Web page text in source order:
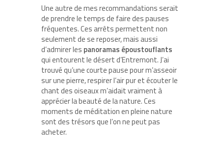
Une autre de mes recommandations serait
de prendre le temps de faire des pauses
fréquentes. Ces arrêts permettent non
seulement de se reposer, mais aussi
d’admirer les panoramas époustouflants
qui entourent le désert d’Entremont. J’ai
trouvé qu’une courte pause pour m’asseoir
sur une pierre, respirer l’air pur et écouter le
chant des oiseaux m’aidait vraiment à
apprécier la beauté de la nature. Ces
moments de méditation en pleine nature
sont des trésors que l’on ne peut pas
acheter.